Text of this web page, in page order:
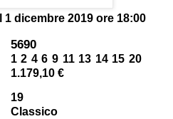
1 dicembre 2019 ore 18:00
5690
1 2 4 6 9 11 13 14 15 20
1.179,10 €
19
Classico